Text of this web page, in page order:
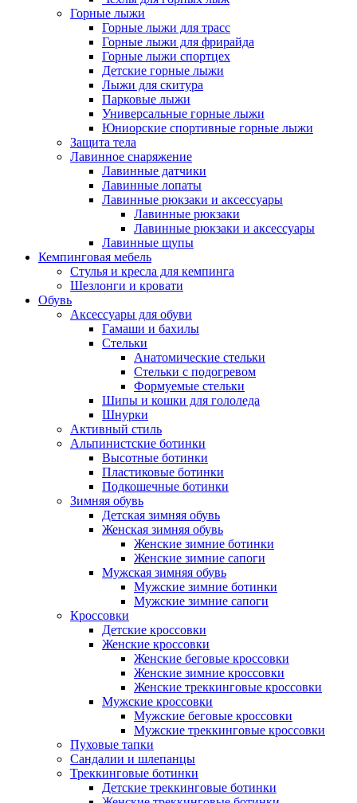
Горные лыжи
Горные лыжи для трасс
Горные лыжи для фрирайда
Горные лыжи спортцех
Детские горные лыжи
Лыжи для скитура
Парковые лыжи
Универсальные горные лыжи
Юниорские спортивные горные лыжи
Защита тела
Лавинное снаряжение
Лавинные датчики
Лавинные лопаты
Лавинные рюкзаки и аксессуары
Лавинные рюкзаки
Лавинные рюкзаки и аксессуары
Лавинные щупы
Кемпинговая мебель
Стулья и кресла для кемпинга
Шезлонги и кровати
Обувь
Аксессуары для обуви
Гамаши и бахилы
Стельки
Анатомические стельки
Стельки с подогревом
Формуемые стельки
Шипы и кошки для гололеда
Шнурки
Активный стиль
Альпинистские ботинки
Высотные ботинки
Пластиковые ботинки
Подкошечные ботинки
Зимняя обувь
Детская зимняя обувь
Женская зимняя обувь
Женские зимние ботинки
Женские зимние сапоги
Мужская зимняя обувь
Мужские зимние ботинки
Мужские зимние сапоги
Кроссовки
Детские кроссовки
Женские кроссовки
Женские беговые кроссовки
Женские зимние кроссовки
Женские треккинговые кроссовки
Мужские кроссовки
Мужские беговые кроссовки
Мужские треккинговые кроссовки
Пуховые тапки
Сандалии и шлепанцы
Треккинговые ботинки
Детские треккинговые ботинки